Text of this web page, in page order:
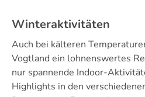
Winteraktivitäten
Auch bei kälteren
Vogtland ein lohnenswertes
nur spannende Indoor-
Highlights in den